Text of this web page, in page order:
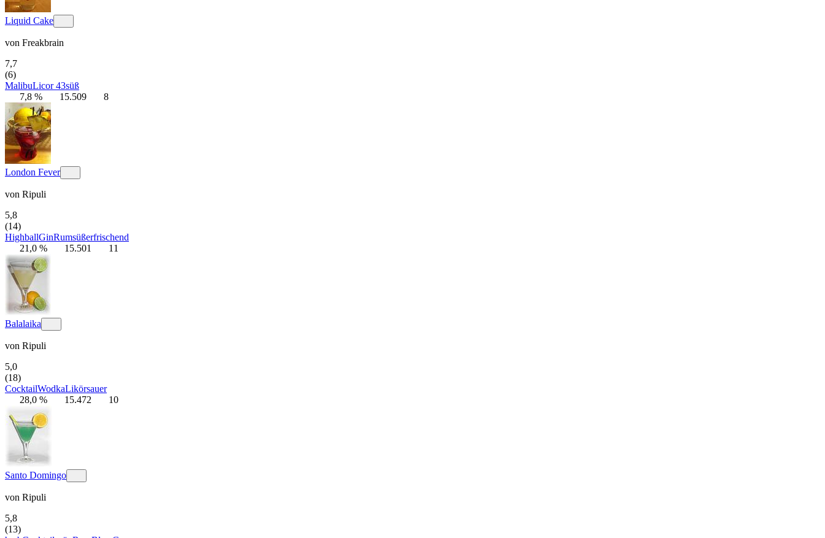
Liquid Cake
von Freakbrain
7,7
(6)
MalibuLicor 43süß
7,8 %
15.509 8
London Fever
von Ripuli
5,8
(14)
HighballGinRumsüßerfrischend
21,0 %
15.501 11
Balalaika
von Ripuli
5,0
(18)
CocktailWodkaLikörsauer
28,0 %
15.472 10
Santo Domingo
von Ripuli
5,8
(13)